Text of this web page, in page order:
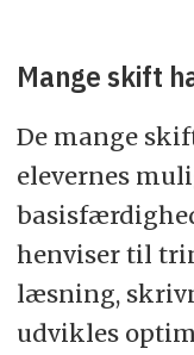
Mange skift
De mange
elevernes
henviser til
læsning,
udvikles